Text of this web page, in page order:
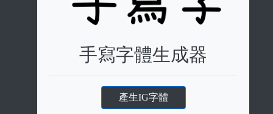
手寫字體生成器
產生IG字體